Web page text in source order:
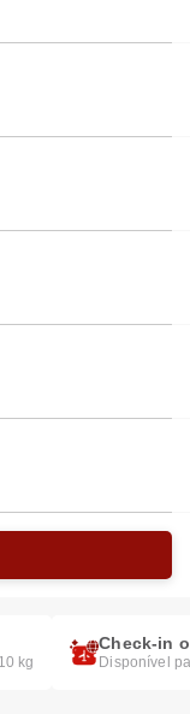
kg
Check-in
Disponível